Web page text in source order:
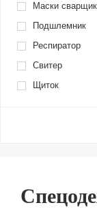
Маски
Подшлемник
Респиратор
Свитер
Щиток